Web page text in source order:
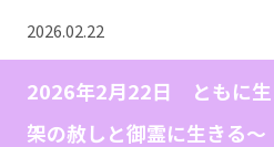
2026.02.22
2026年2月22日 ともに
架の赦しと御霊に生きる〜